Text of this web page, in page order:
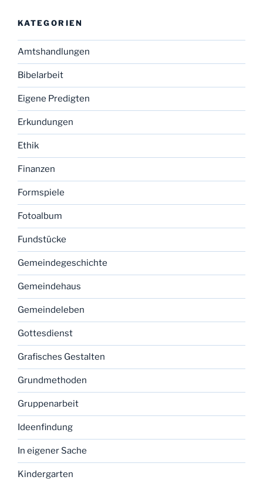
KATEGORIEN
Amtshandlungen
Bibelarbeit
Eigene Predigten
Erkundungen
Ethik
Finanzen
Formspiele
Fotoalbum
Fundstücke
Gemeindegeschichte
Gemeindehaus
Gemeindeleben
Gottesdienst
Grafisches Gestalten
Grundmethoden
Gruppenarbeit
Ideenfindung
In eigener Sache
Kindergarten